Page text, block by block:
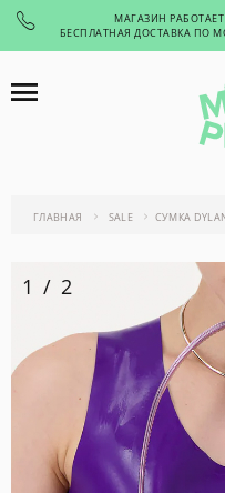
МАГАЗИН РАБОТАЕТ
БЕСПЛАТНАЯ ДОСТАВКА ПО
ГЛАВНАЯ SALE СУМКА
1 / 2